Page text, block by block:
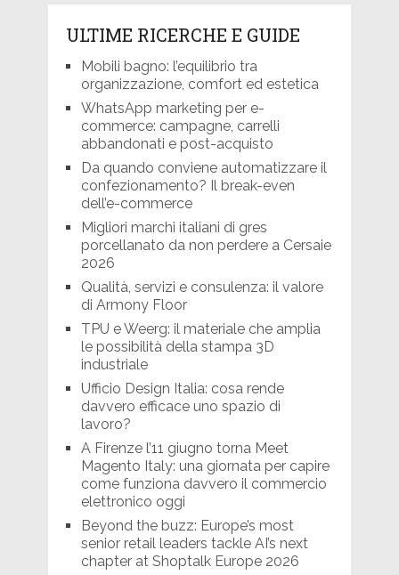
ULTIME RICERCHE E GUIDE
Mobili bagno: l’equilibrio tra
organizzazione, comfort ed estetica
WhatsApp marketing per e-
commerce: campagne, carrelli
abbandonati e post-acquisto
Da quando conviene automatizzare il
confezionamento? Il break-even
dell’e-commerce
Migliori marchi italiani di gres
porcellanato da non perdere a Cersaie
2026
Qualità, servizi e consulenza: il valore
di Armony Floor
TPU e Weerg: il materiale che amplia
le possibilità della stampa 3D
industriale
Ufficio Design Italia: cosa rende
davvero efficace uno spazio di
lavoro?
A Firenze l’11 giugno torna Meet
Magento Italy: una giornata per capire
come funziona davvero il commercio
elettronico oggi
Beyond the buzz: Europe’s most
senior retail leaders tackle AI’s next
chapter at Shoptalk Europe 2026